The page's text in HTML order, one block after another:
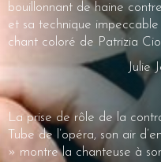
bouillonnant de haine
et sa technique
chant coloré de Patrizia
Julie
La prise de rôle de la
Tube de l’opéra, son air
» montre la chanteuse à